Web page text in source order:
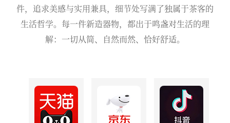
件，追求美感与实用兼具，细节处写满了独属于茶客的
生活哲学。每一件新造器物，都出于鸣盏对生活的理
解：一切从简、自然而然、恰好舒适。